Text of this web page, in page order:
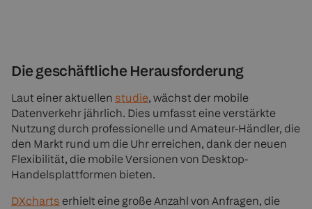
Die geschäftliche Herausforderung
Laut einer aktuellen studie, wächst der mobile
Datenverkehr jährlich. Dies umfasst eine verstärkte
Nutzung durch professionelle und Amateur-Händler, die
den Markt rund um die Uhr erreichen, dank der neuen
Flexibilität, die mobile Versionen von Desktop-
Handelsplattformen bieten.
DXcharts erhielt eine große Anzahl von Anfragen, die